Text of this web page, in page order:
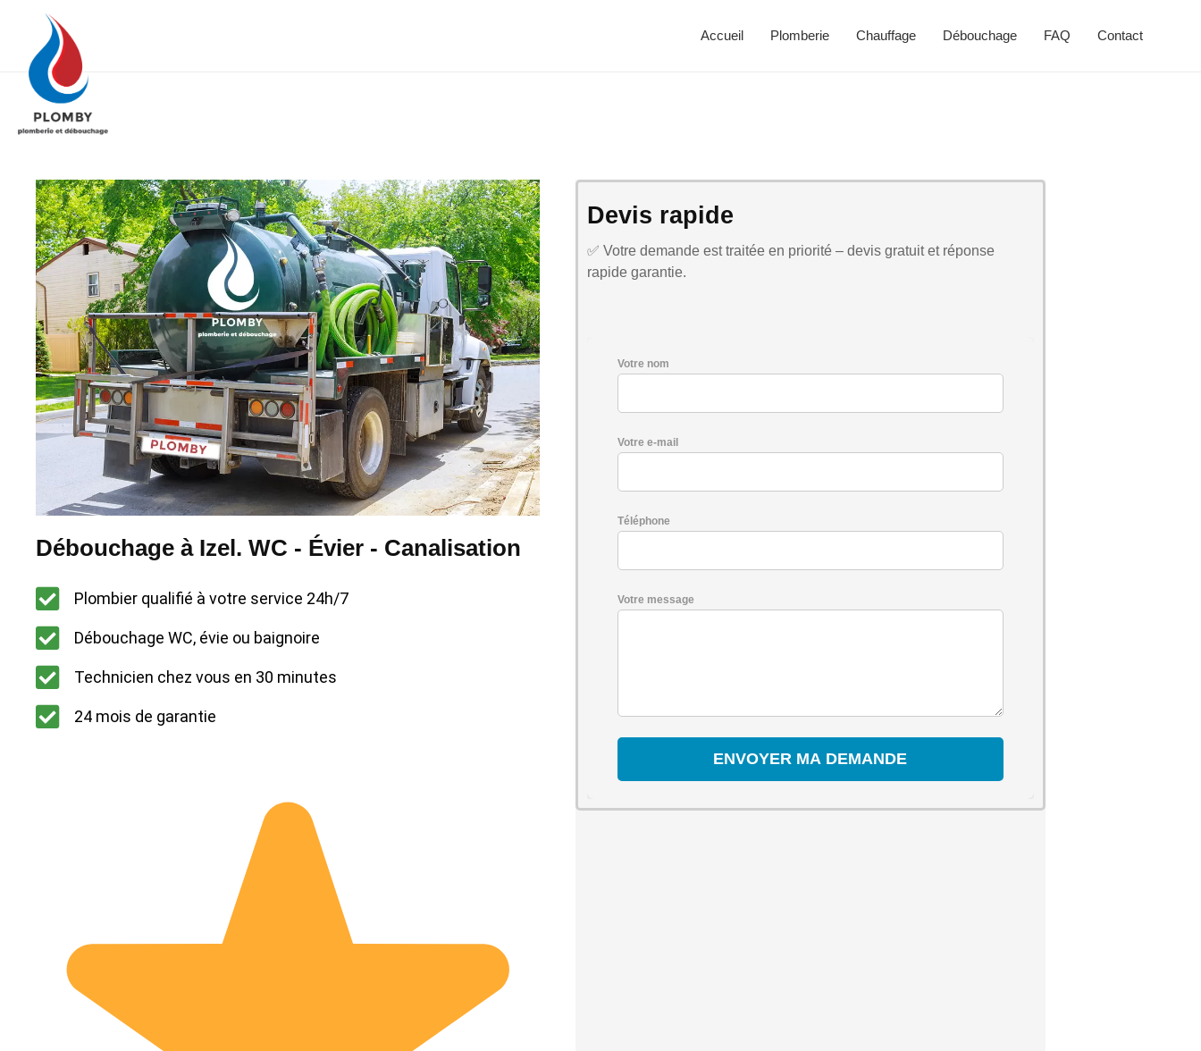
Accueil Plomberie Chauffage Débouchage FAQ Contact
Débouchage à Izel. WC - Évier - Canalisation
Plombier qualifié à votre service 24h/7
Débouchage WC, évie ou baignoire
Technicien chez vous en 30 minutes
24 mois de garantie
Devis rapide
✅ Votre demande est traitée en priorité – devis gratuit et réponse
rapide garantie.
Votre nom
Votre e-mail
Téléphone
Votre message